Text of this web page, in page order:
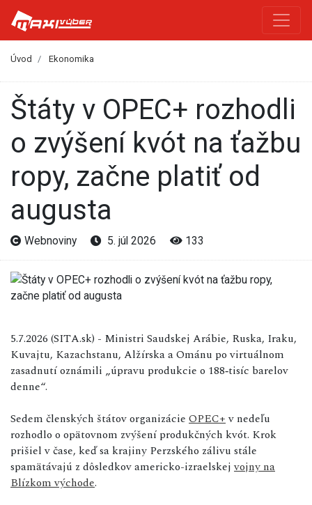
Úvod Ekonomika
Štáty v OPEC+ rozhodli
o zvýšení kvót na ťažbu
ropy, začne platiť od
augusta
Webnoviny 5. júl 2026 133
5.7.2026 (SITA.sk) - Ministri Saudskej Arábie, Ruska, Iraku,
Kuvajtu, Kazachstanu, Alžírska a Ománu po virtuálnom
zasadnutí oznámili „úpravu produkcie o 188‑tisíc barelov
denne“.
Sedem členských štátov organizácie OPEC+v nedeľu
rozhodlo o opätovnom zvýšení produkčných kvót. Krok
prišiel v čase, keď sa krajiny Perzského zálivu stále
spamätávajú z dôsledkov americko-izraelskejvojny na
Blízkom východe.